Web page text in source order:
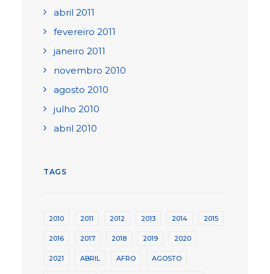
abril 2011
fevereiro 2011
janeiro 2011
novembro 2010
agosto 2010
julho 2010
abril 2010
TAGS
2010 2011 2012 2013 2014 2015
2016 2017 2018 2019 2020
2021 ABRIL AFRO AGOSTO